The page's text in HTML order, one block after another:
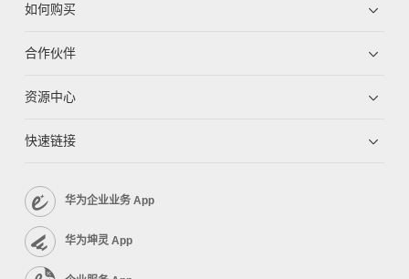
如何购买
合作伙伴
资源中心
快速链接
华为企业业务 App
华为坤灵 App